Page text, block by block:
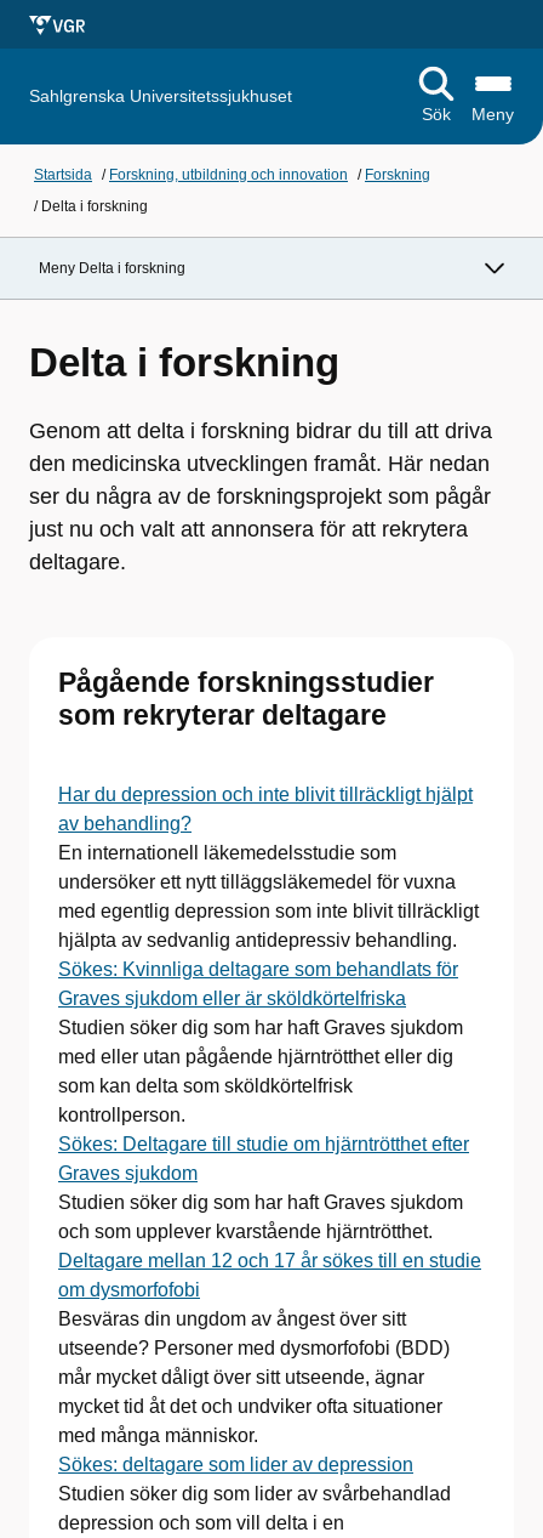
Sahlgrenska Universitetssjukhuset
Sök
Meny
Startsida / Forskning, utbildning och innovation / Forskning
/ Delta i forskning
Meny Delta i forskning
Delta i forskning
Genom att delta i forskning bidrar du till att driva
den medicinska utvecklingen framåt. Här nedan
ser du några av de forskningsprojekt som pågår
just nu och valt att annonsera för att rekrytera
deltagare.
Pågående forskningsstudier
som rekryterar deltagare
Har du depression och inte blivit tillräckligt hjälpt
av behandling?
En internationell läkemedelsstudie som
undersöker ett nytt tilläggsläkemedel för vuxna
med egentlig depression som inte blivit tillräckligt
hjälpta av sedvanlig antidepressiv behandling.
Sökes: Kvinnliga deltagare som behandlats för
Graves sjukdom eller är sköldkörtelfriska
Studien söker dig som har haft Graves sjukdom
med eller utan pågående hjärntrötthet eller dig
som kan delta som sköldkörtelfrisk
kontrollperson.
Sökes: Deltagare till studie om hjärntrötthet efter
Graves sjukdom
Studien söker dig som har haft Graves sjukdom
och som upplever kvarstående hjärntrötthet.
Deltagare mellan 12 och 17 år sökes till en studie
om dysmorfofobi
Besväras din ungdom av ångest över sitt
utseende? Personer med dysmorfofobi (BDD)
mår mycket dåligt över sitt utseende, ägnar
mycket tid åt det och undviker ofta situationer
med många människor.
Sökes: deltagare som lider av depression
Studien söker dig som lider av svårbehandlad
depression och som vill delta i en